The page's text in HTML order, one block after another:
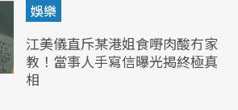
娛樂
江美儀直斥某港姐食嘢肉酸冇家
教！當事人手寫信曝光揭終極真
相